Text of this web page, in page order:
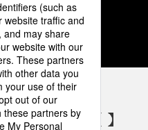
6 7
SNSアカウント